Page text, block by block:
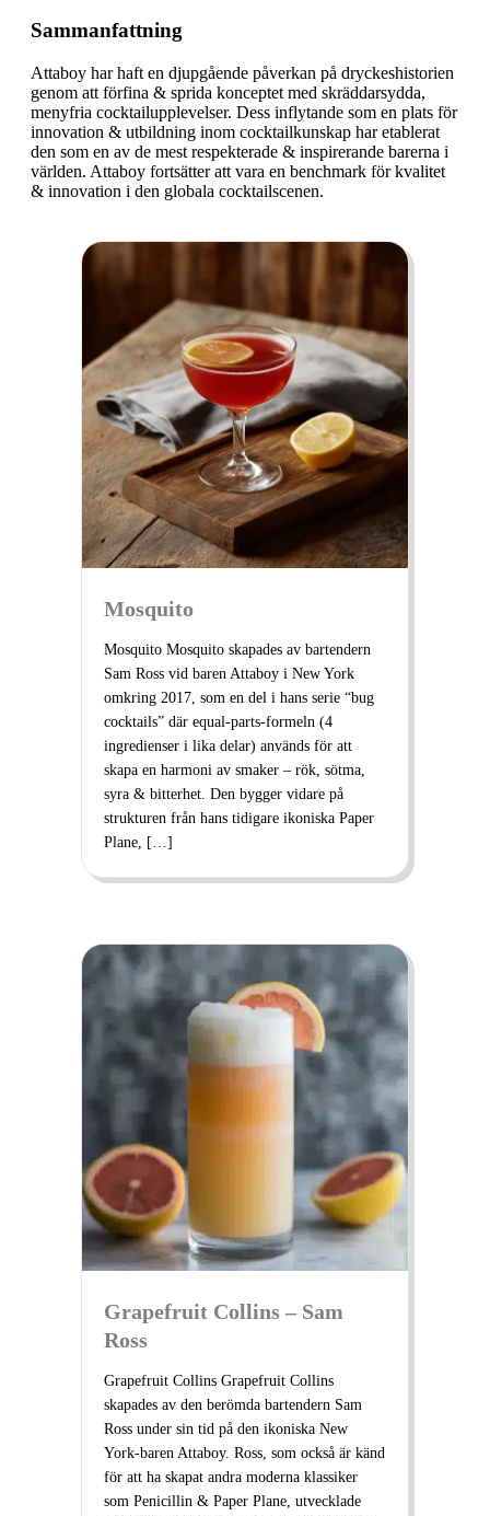
Sammanfattning
Attaboy har haft en djupgående påverkan på dryckeshistorien
genom att förfina & sprida konceptet med skräddarsydda,
menyfria cocktailupplevelser. Dess inflytande som en plats för
innovation & utbildning inom cocktailkunskap har etablerat
den som en av de mest respekterade & inspirerande barerna i
världen. Attaboy fortsätter att vara en benchmark för kvalitet
& innovation i den globala cocktailscenen.
Mosquito
Mosquito Mosquito skapades av bartendern
Sam Ross vid baren Attaboy i New York
omkring 2017, som en del i hans serie “bug
cocktails” där equal‑parts‑formeln (4
ingredienser i lika delar) används för att
skapa en harmoni av smaker – rök, sötma,
syra & bitterhet. Den bygger vidare på
strukturen från hans tidigare ikoniska Paper
Plane, […]
Grapefruit Collins – Sam
Ross
Grapefruit Collins Grapefruit Collins
skapades av den berömda bartendern Sam
Ross under sin tid på den ikoniska New
York-baren Attaboy. Ross, som också är känd
för att ha skapat andra moderna klassiker
som Penicillin & Paper Plane, utvecklade